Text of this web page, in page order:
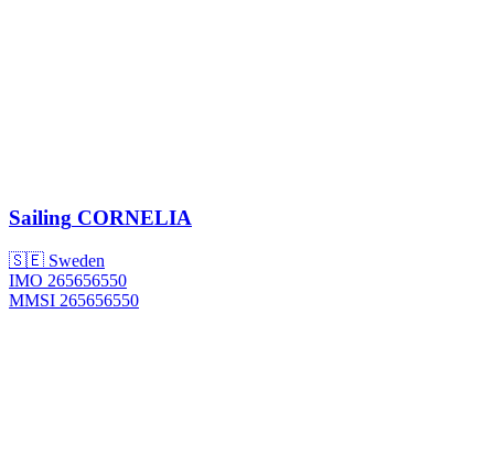
Sailing CORNELIA
🇸🇪 Sweden
IMO 265656550
MMSI 265656550